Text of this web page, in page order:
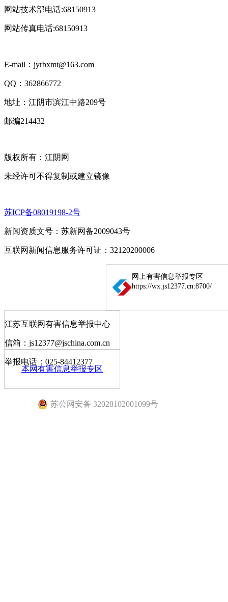
网站技术部电话:68150913
网站传真电话:68150913
E-mail：jyrbxmt@163.com
QQ：362866772
地址：江阴市滨江中路209号
邮编214432
版权所有：江阴网
未经许可不得复制或建立镜像
苏ICP备08019198-2号
新闻资质文号：苏新网备2009043号
互联网新闻信息服务许可证：32120200006
网上有害信息举报专区
https://wx.js12377.cn:8700/
江苏互联网有害信息举报中心
信箱：js12377@jschina.com.cn
举报电话：025-84412377
本网有害信息举报专区
苏公网安备 32028102001099号